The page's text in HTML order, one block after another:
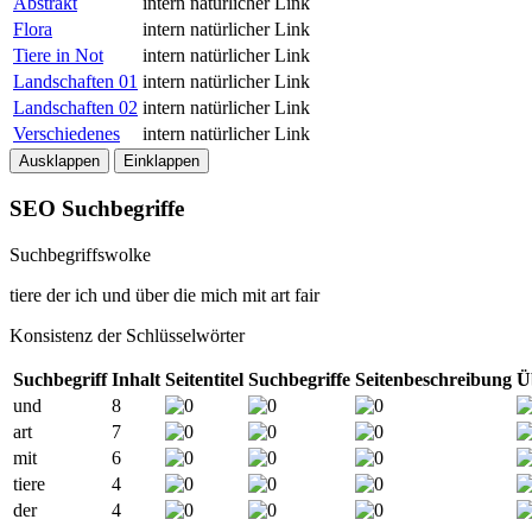
Flora
intern natürlicher Link
Tiere in Not
intern natürlicher Link
Landschaften 01 intern natürlicher Link
Landschaften 02 intern natürlicher Link
Verschiedenes
intern natürlicher Link
Ausklappen Einklappen
SEO Suchbegriffe
Suchbegriffswolke
tiere der ich und über die mich mit art fair
Konsistenz der Schlüsselwörter
Suchbegriff Inhalt Seitentitel Suchbegriffe Seitenbeschreibung
und
8
art
7
mit
6
tiere
4
der
4